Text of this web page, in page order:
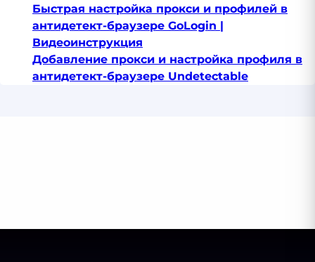
Быстрая настройка прокси и профилей в
антидетект-браузере GoLogin |
Видеоинструкция
Добавление прокси и настройка профиля в
антидетект-браузере Undetectable